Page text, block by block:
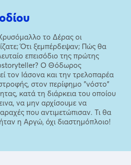
το Δέρας οι
Ότι ξεμπέρδεψαν; Πώς θα
επεισόδιο της πρώτης
O Θόδωρος
τον Ιάσονα και την τρελοπαρέα
στον περίφημο "νόστο"
κατά τη διάρκεια του οποίου
να μην αρχίσουμε να
που αντιμετώπισαν. Τι θα
η Αργώ, όχι διαστημόπλοιο!